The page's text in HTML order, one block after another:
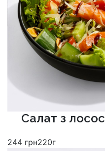
Cалат з
244 грн220г